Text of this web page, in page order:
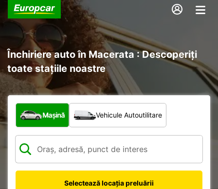
Închiriere auto în Macerata : Descoperiți
toate stațiile noastre
Ce tip de vehicul?
Mașină Vehicule Autoutilitare
Selectează locația preluării